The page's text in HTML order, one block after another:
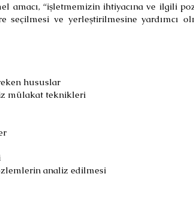
amacı, “işletmemizin ihtiyacına ve ilgili
ve yerleştirilmesine yardımcı
hususlar
mülakat teknikleri
analiz edilmesi